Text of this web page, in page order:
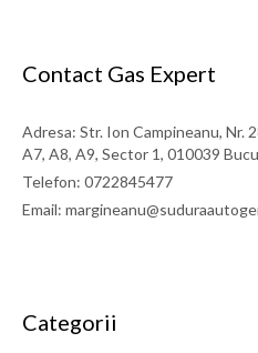
Contact Gas Expert
Adresa: Str. Ion Campineanu, Nr.
A7, A8, A9, Sector 1, 010039
Telefon: 0722845477
Email:
Categorii